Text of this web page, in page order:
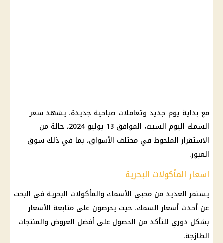
مع بداية يوم جديد وتعاملات صباحية جديدة، يشهد سعر
السمك اليوم السبت، الموافق 13 يوليو 2024، حالة من
الاستقرار الملحوظ في مختلف الأسواق، بما في ذلك سوق
العبور.
اسعار المأكولات البحرية
يستمر العديد من محبي الأسماك والمأكولات البحرية في البحث
عن أحدث أسعار السمك، حيث يحرصون على متابعة الأسعار
بشكل دوري للتأكد من الحصول على أفضل العروض والمنتجات
الطازجة.